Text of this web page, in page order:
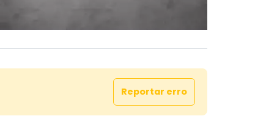
Reportar erro